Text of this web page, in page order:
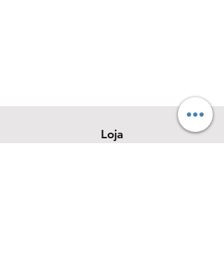
Loja